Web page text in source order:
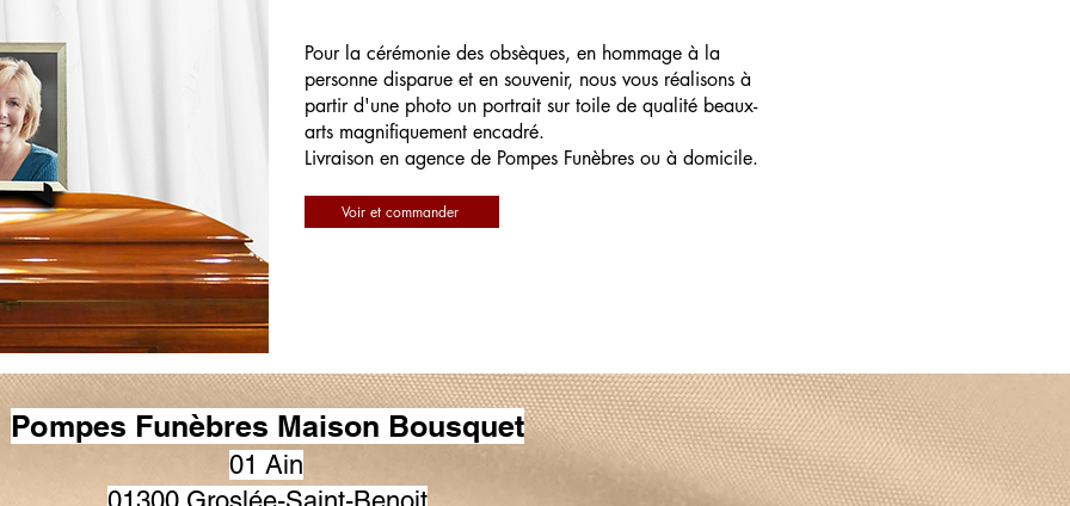
Pour la cérémonie des obsèques, en hommage à la
personne disparue et en souvenir, nous vous réalisons à
partir d'une photo un portrait sur toile de qualité beaux-
arts magnifiquement encadré.
Livraison en agence de Pompes Funèbres ou à domicile.
Voir et commander
Pompes Funèbres Maison Bousquet
01 Ain